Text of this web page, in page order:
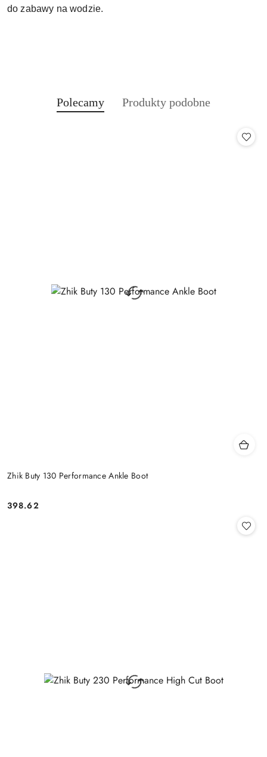
do zabawy na wodzie.
Pomiń karuzelę produktów
Produkty
Polecamy
Produkty
Produkty podobne
Zhik Buty 130 Performance Ankle Boot
Cena:
398.62